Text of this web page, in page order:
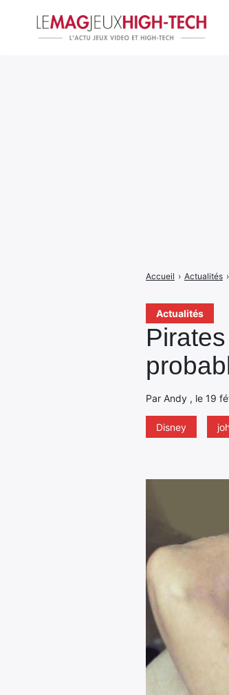
Actualités
Par Andy , le 19
Disney
Accueil › Actualités ›